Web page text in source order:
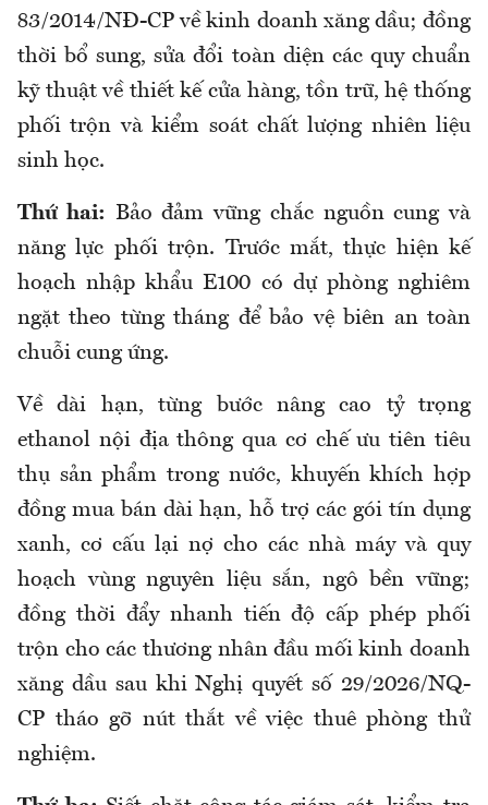
83/2014/NĐ-CP về kinh doanh xăng dầu; đồng
thời bổ sung, sửa đổi toàn diện các quy chuẩn
kỹ thuật về thiết kế cửa hàng, tồn trữ, hệ thống
phối trộn và kiểm soát chất lượng nhiên liệu
sinh học.
Thứ hai: Bảo đảm vững chắc nguồn cung và
năng lực phối trộn. Trước mắt, thực hiện kế
hoạch nhập khẩu E100 có dự phòng nghiêm
ngặt theo từng tháng để bảo vệ biên an toàn
chuỗi cung ứng.
Về dài hạn, từng bước nâng cao tỷ trọng
ethanol nội địa thông qua cơ chế ưu tiên tiêu
thụ sản phẩm trong nước, khuyến khích hợp
đồng mua bán dài hạn, hỗ trợ các gói tín dụng
xanh, cơ cấu lại nợ cho các nhà máy và quy
hoạch vùng nguyên liệu sắn, ngô bền vững;
đồng thời đẩy nhanh tiến độ cấp phép phối
trộn cho các thương nhân đầu mối kinh doanh
xăng dầu sau khi Nghị quyết số 29/2026/NQ-
CP tháo gỡ nút thắt về việc thuê phòng thử
nghiệm.